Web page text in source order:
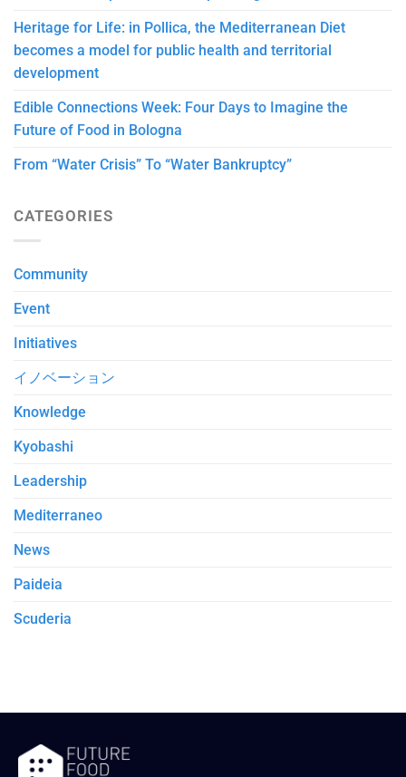
Heritage for Life: in Pollica, the Mediterranean Diet
becomes a model for public health and territorial
development
Edible Connections Week: Four Days to Imagine the
Future of Food in Bologna
From “Water Crisis” To “Water Bankruptcy”
CATEGORIES
Community
Event
Initiatives
イノベーション
Knowledge
Kyobashi
Leadership
Mediterraneo
News
Paideia
Scuderia